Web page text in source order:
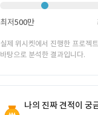
최저500만
실제 위시켓에서 진행한 프로젝
바탕으로 분석한 결과입니다.
나의 진짜 견적이 궁